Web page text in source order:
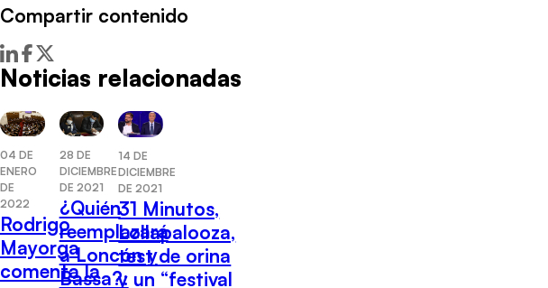
Compartir contenido
Noticias relacionadas
04 DE
ENERO
DE
2022
Rodrigo
Mayorga
comenta la
28 DE
DICIEMBRE
DE 2021
¿Quién
reemplazará
a Loncón y
Bassa?:
14 DE
DICIEMBRE
DE 2021
31 Minutos,
Lollapalooza,
test de orina
y un “festival